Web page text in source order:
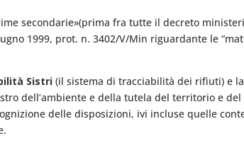
secondarie»(prima fra tutte il decreto
1999, prot. n. 3402/V/Min riguardante le
Sistri (il sistema di tracciabilità dei rifiuti) e
dell’ambiente e della tutela del territorio e
delle disposizioni, ivi incluse quelle